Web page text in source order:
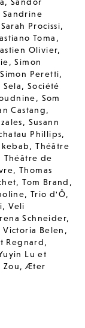
Sandrine
Sarah Procissi,
Toma ,
Olivier,
,Simon
Simon Peretti,
Sela,Société
, Som
Castang,
, Susann
Phillips,
kebab,Théâtre
Théâtre de
,Thomas
,Tom Brand ,
,Trio d'Ô,
,Veli
Schneider,
Victoria Belen ,
Regnard,
Lu et
Zou, Æter